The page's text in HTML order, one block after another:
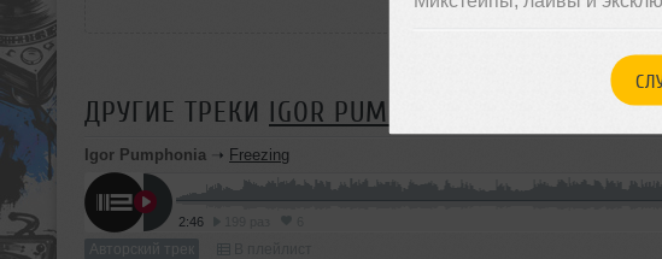
ДРУГИЕ ТРЕКИ IGOR PUMPHONIA
Igor Pumphonia ➝ Freezing
2:46
Авторский трек